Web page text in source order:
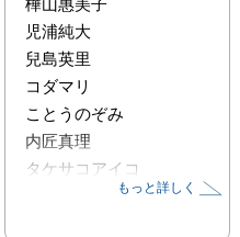
児浦純大
兒島英里
コダマリ
ことうのぞみ
内匠真理
タケサコアイコ
もっと詳しく